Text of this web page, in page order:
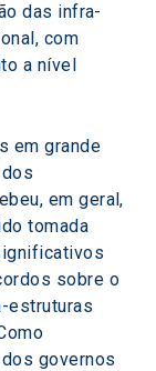
das infra-
com
a nível
em grande
em geral,
tomada
sobre o
estruturas
governos